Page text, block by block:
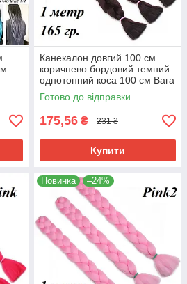
Канекалон довгий 100 см
коричнево бордовий темний
однотонний коса 100 см Вага
165 ± 5 г Термостійкий
99J100
Готово до відправки
175,56 ₴ 231 ₴
Купити
Новинка –24%